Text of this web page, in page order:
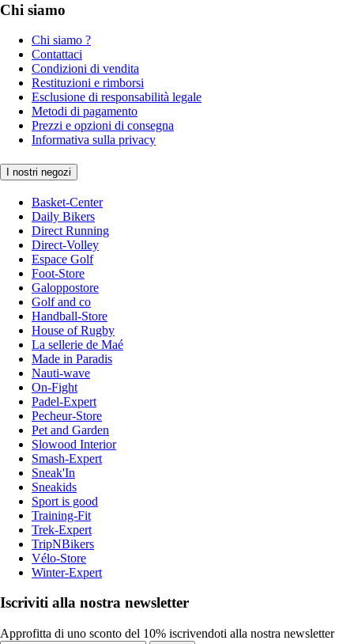
Chi siamo
Chi siamo ?
Contattaci
Condizioni di vendita
Restituzioni e rimborsi
Esclusione di responsabilità legale
Metodi di pagamento
Prezzi e opzioni di consegna
Informativa sulla privacy
I nostri negozi
Basket-Center
Daily Bikers
Direct Running
Direct-Volley
Espace Golf
Foot-Store
Galoppostore
Golf and co
Handball-Store
House of Rugby
La sellerie de Maé
Made in Paradis
Nauti-wave
On-Fight
Padel-Expert
Pecheur-Store
Pet and Garden
Slowood Interior
Smash-Expert
Sneak'In
Sneakids
Sport is good
Training-Fit
Trek-Expert
TripNBikers
Vélo-Store
Winter-Expert
Iscriviti alla nostra newsletter
Approfitta di uno sconto del 10% iscrivendoti alla nostra newsletter